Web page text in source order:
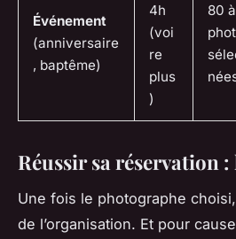
Événement
(anniversaire
, baptême)
4h
(voi
re
plus
)
80
Réussir sa réservation :
Une fois le photographe
de l’organisation. Et pour